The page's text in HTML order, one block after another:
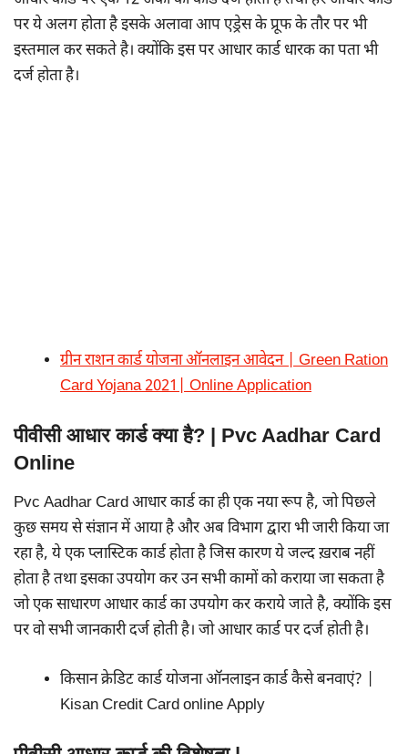
पर ये अलग होता है इसके अलावा आप एड्रेस के प्रूफ के तौर पर भी
इस्तमाल कर सकते है। क्योंकि इस पर आधार कार्ड धारक का पता भी
दर्ज होता है।
ग्रीन राशन कार्ड योजना ऑनलाइन आवेदन | Green Ration
Card Yojana 2021| Online Application
पीवीसी आधार कार्ड क्या है? | Pvc Aadhar Card
Online
Pvc Aadhar Card आधार कार्ड का ही एक नया रूप है, जो पिछले
कुछ समय से संज्ञान में आया है और अब विभाग द्वारा भी जारी किया जा
रहा है, ये एक प्लास्टिक कार्ड होता है जिस कारण ये जल्द ख़राब नहीं
होता है तथा इसका उपयोग कर उन सभी कामों को कराया जा सकता है
जो एक साधारण आधार कार्ड का उपयोग कर कराये जाते है, क्योंकि इस
पर वो सभी जानकारी दर्ज होती है। जो आधार कार्ड पर दर्ज होती है।
किसान क्रेडिट कार्ड योजना ऑनलाइन कार्ड कैसे बनवाएं? |
Kisan Credit Card online Apply